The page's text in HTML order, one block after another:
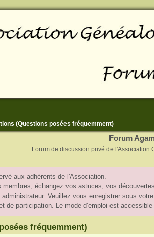
(Questions posées fréquemment)
Forum
Forum de discussion privé de l'Association
aux adhérents de l'Association.
membres, échangez vos astuces, vos
Veuillez vous enregistrer sous
de participation. Le mode d'emploi est
fréquemment)